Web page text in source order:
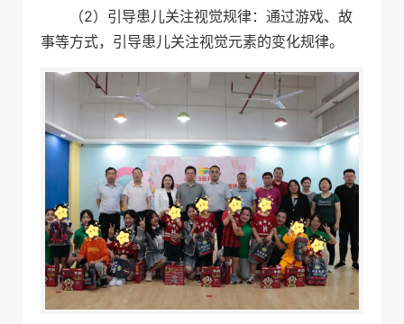
（2）引导患儿关注视觉规律：通过游戏、故
事等方式，引导患儿关注视觉元素的变化规律。